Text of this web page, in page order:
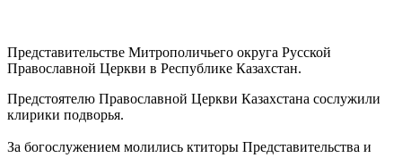
Представительстве Митрополичьего округа Русской
Православной Церкви в Республике Казахстан.
Предстоятелю Православной Церкви Казахстана сослужили
клирики подворья.
За богослужением молились ктиторы Представительства и